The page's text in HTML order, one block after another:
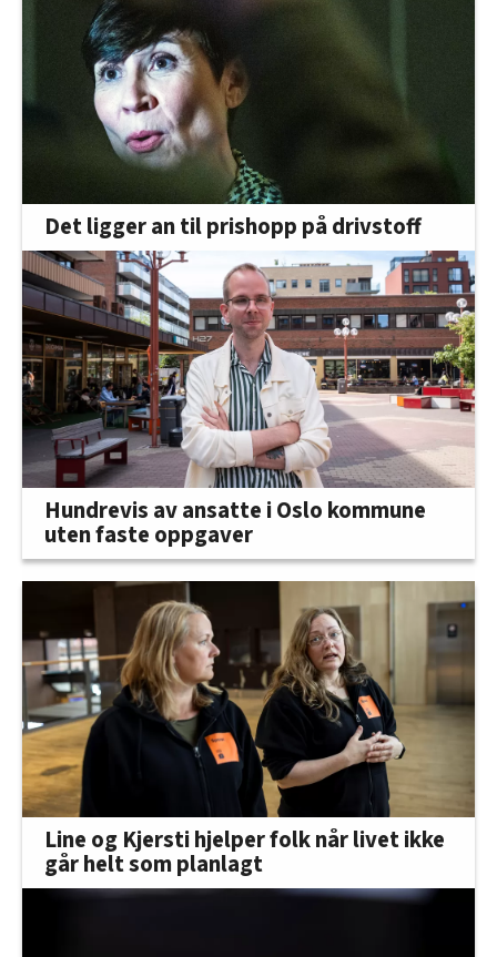
Det ligger an til prishopp på drivstoff
Hundrevis av ansatte i Oslo kommune
uten faste oppgaver
Line og Kjersti hjelper folk når livet ikke
går helt som planlagt